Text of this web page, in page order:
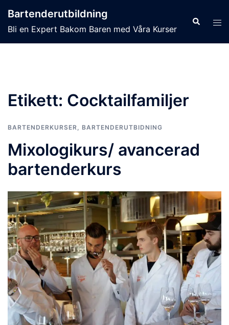
till
innehåll
Bartenderutbildning
Bli en Expert Bakom Baren med Våra Kurser
Sök
Slå
Etikett: Cocktailfamiljer
BARTENDERKURSER, BARTENDERUTBIDNING
Mixologikurs/ avancerad
bartenderkurs